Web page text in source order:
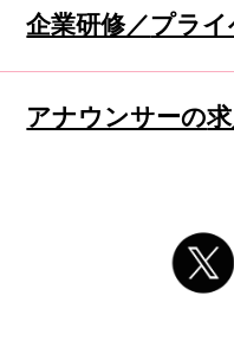
企業研修／プラ
アナウンサーの